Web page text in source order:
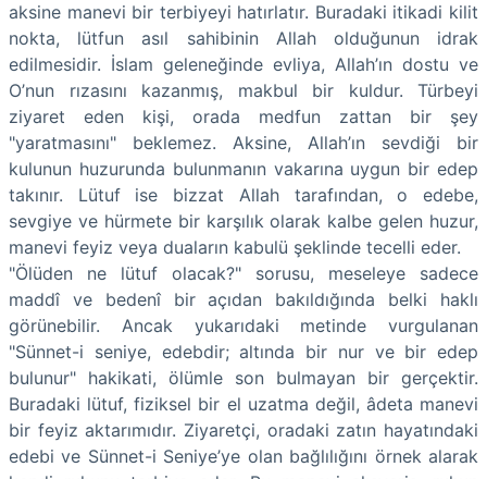
aksine manevi bir terbiyeyi hatırlatır. Buradaki itikadi kilit
nokta, lütfun asıl sahibinin Allah olduğunun idrak
edilmesidir. İslam geleneğinde evliya, Allah’ın dostu ve
O’nun rızasını kazanmış, makbul bir kuldur. Türbeyi
ziyaret eden kişi, orada medfun zattan bir şey
"yaratmasını" beklemez. Aksine, Allah’ın sevdiği bir
kulunun huzurunda bulunmanın vakarına uygun bir edep
takınır. Lütuf ise bizzat Allah tarafından, o edebe,
sevgiye ve hürmete bir karşılık olarak kalbe gelen huzur,
manevi feyiz veya duaların kabulü şeklinde tecelli eder.
"Ölüden ne lütuf olacak?" sorusu, meseleye sadece
maddî ve bedenî bir açıdan bakıldığında belki haklı
görünebilir. Ancak yukarıdaki metinde vurgulanan
"Sünnet-i seniye, edebdir; altında bir nur ve bir edep
bulunur" hakikati, ölümle son bulmayan bir gerçektir.
Buradaki lütuf, fiziksel bir el uzatma değil, âdeta manevi
bir feyiz aktarımıdır. Ziyaretçi, oradaki zatın hayatındaki
edebi ve Sünnet-i Seniye’ye olan bağlılığını örnek alarak